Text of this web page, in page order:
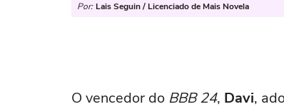
Por: Lais Seguin / Licenciado de Mais Novela
O vencedor do BBB 24, Davi,